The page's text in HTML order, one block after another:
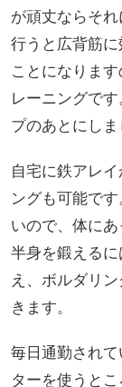
が頑丈ならそ
行うと広背筋
ことになりま
レーニングで
プのあとにしま
自宅に鉄アレ
ングも可能で
いので、体に
半身を鍛える
え、ボルダリ
きます。
毎日通勤され
ターを使うと